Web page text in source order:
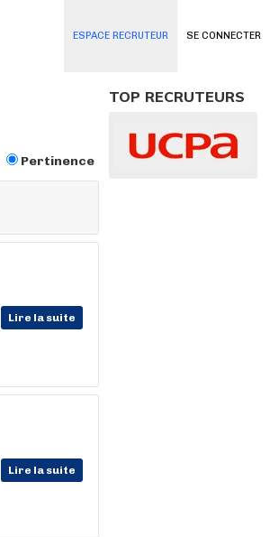
SE CONNECTER
ESPACE RECRUTEUR
Pertinence
Lire la suite
Lire la suite
TOP RECRUTEURS